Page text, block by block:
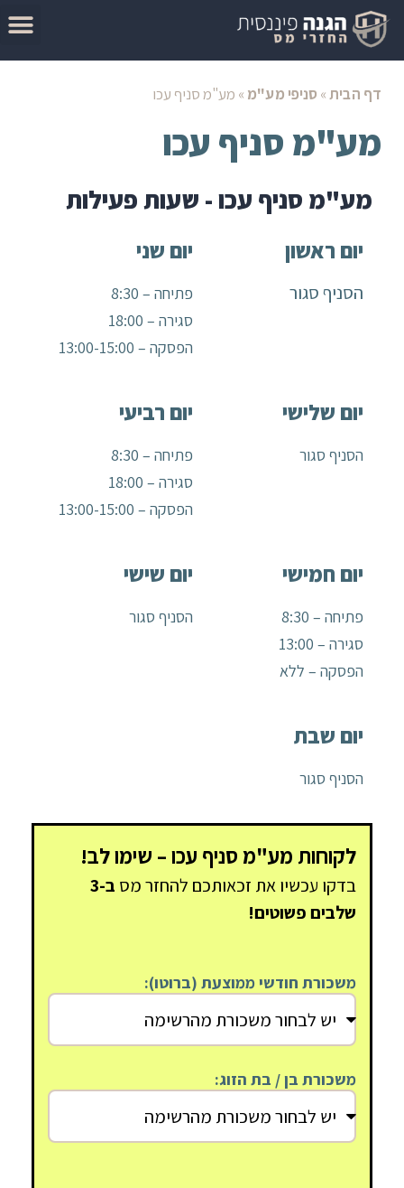
דף הבית» סניפי מע"מ » מע"מ סניף עכו
מע"מ סניף עכו
מע"מ סניף עכו - שעות פעילות
יום ראשון
הסניף סגור
יום שני
פתיחה – 8:30
סגירה – 18:00
הפסקה – 13:00-15:00
יום שלישי
הסניף סגור
יום רביעי
פתיחה – 8:30
סגירה – 18:00
הפסקה – 13:00-15:00
יום חמישי
פתיחה – 8:30
סגירה – 13:00
הפסקה – ללא
יום שישי
הסניף סגור
יום שבת
הסניף סגור
לקוחות מע"מ סניף עכו – שימו לב!
בדקו עכשיו את זכאותכם להחזר מס
ב-3
שלבים פשוטים!
משכורת חודשי ממוצעת (ברוטו):
משכורת בן / בת הזוג: